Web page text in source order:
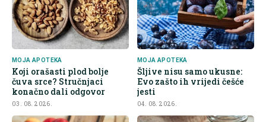
MOJA APOTEKA
Koji orašasti plod bolje
čuva srce? Stručnjaci
konačno dali odgovor
03. 08. 2026.
MOJA APOTEKA
Šljive nisu samo ukusne:
Evo zašto ih vrijedi češće
jesti
04. 08. 2026.